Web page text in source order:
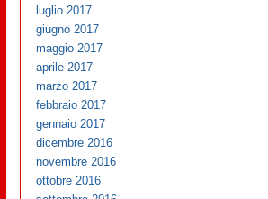
luglio 2017
giugno 2017
maggio 2017
aprile 2017
marzo 2017
febbraio 2017
gennaio 2017
dicembre 2016
novembre 2016
ottobre 2016